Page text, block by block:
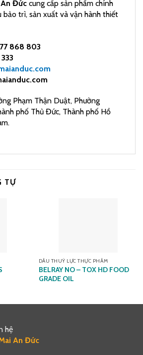
Đức cung cấp sản phẩm chính
bảo trì, sản xuất và vận hành thiết
868 803
Phạm Thận Duật, Phường
phố Thủ Đức, Thành phố Hồ
TỰ
DẦU THUỶ LỰC THỰC PHẨM
BELRAY NO – TOX HD FOOD
GRADE OIL
hệ
An Đức